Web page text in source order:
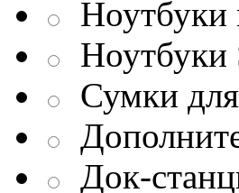
Ноутбуки
Ноутбуки
Сумки
Док-